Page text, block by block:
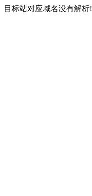
目标站对应域名没有解析!